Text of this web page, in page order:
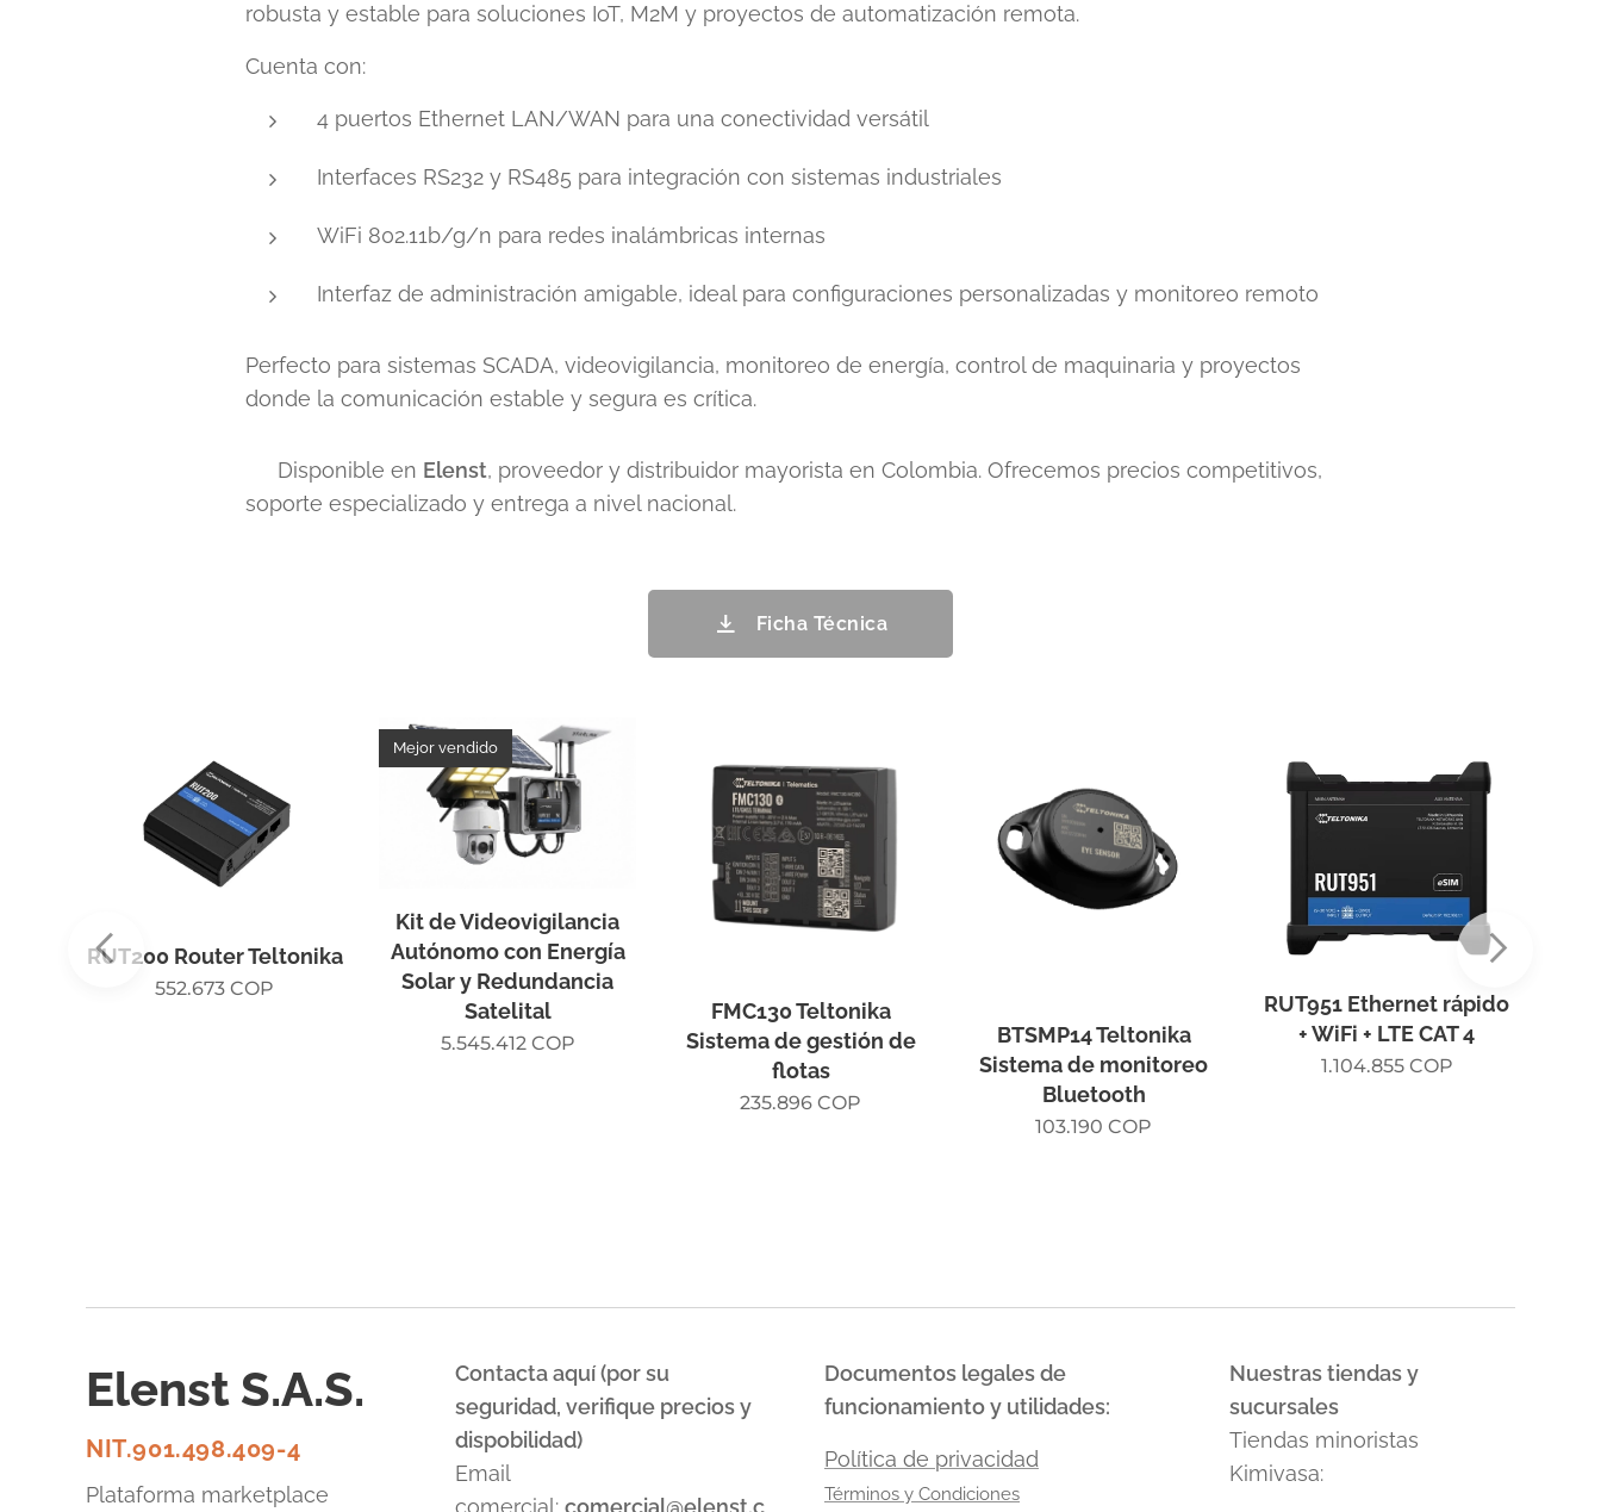
robusta y estable para soluciones IoT, M2M y proyectos de automatización remota.
Cuenta con:
4 puertos Ethernet LAN/WAN para una conectividad versátil
Interfaces RS232 y RS485 para integración con sistemas industriales
WiFi 802.11b/g/n para redes inalámbricas internas
Interfaz de administración amigable, ideal para configuraciones personalizadas y monitoreo remoto
Perfecto para sistemas SCADA, videovigilancia, monitoreo de energía, control de maquinaria y proyectos
donde la comunicación estable y segura es crítica.
📍 Disponible en Elenst, proveedor y distribuidor mayorista en Colombia. Ofrecemos precios competitivos,
soporte especializado y entrega a nivel nacional.
Ficha Técnica
RUT200 Router Teltonika
552.673 COP
Kit de Videovigilancia
Autónomo con Energía
Solar y Redundancia
Satelital
Mejor vendido
5.545.412COP
FMC130 Teltonika
Sistema de gestión de
flotas
235.896 COP
BTSMP14 Teltonika
Sistema de monitoreo
Bluetooth
103.190 COP
RUT951 Ethernet rápido
+ WiFi + LTE CAT 4
1.104.855COP
Elenst S.A.S.
NIT.901.498.409-4
Plataforma marketplace
Contacta aquí (por su
seguridad, verifique precios y
dispobilidad)
Email
comercial: comercial@elenst.c
Documentos legales de
funcionamiento y utilidades:
Política de privacidad
Términos y Condiciones
Nuestras tiendas y
sucursales
Tiendas minoristas
Kimivasa: